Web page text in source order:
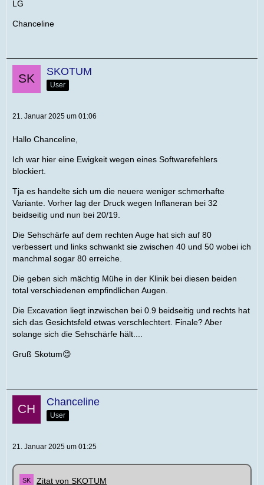
LG
Chanceline
SKOTUM
User
21. Januar 2025 um 01:06
Hallo Chanceline,
Ich war hier eine Ewigkeit wegen eines Softwarefehlers
blockiert.
Tja es handelte sich um die neuere weniger schmerhafte
Variante. Vorher lag der Druck wegen Inflaneran bei 32
beidseitig und nun bei 20/19.
Die Sehschärfe auf dem rechten Auge hat sich auf 80
verbessert und links schwankt sie zwischen 40 und 50 wobei ich
manchmal sogar 80 erreiche.
Die geben sich mächtig Mühe in der Klinik bei diesen beiden
total verschiedenen empfindlichen Augen.
Die Excavation liegt inzwischen bei 0.9 beidseitig und rechts hat
sich das Gesichtsfeld etwas verschlechtert. Finale? Aber
solange sich die Sehschärfe hält....
Gruß Skotum😊
Chanceline
User
21. Januar 2025 um 01:25
Zitat von SKOTUM